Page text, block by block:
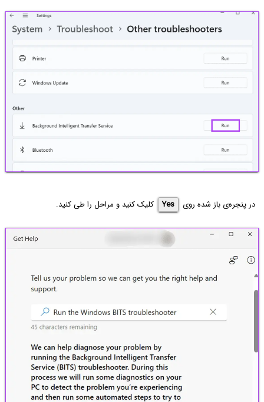
در پنجره‌ی باز شده روی Yes کلیک کنید و مراحل را طی کنید.